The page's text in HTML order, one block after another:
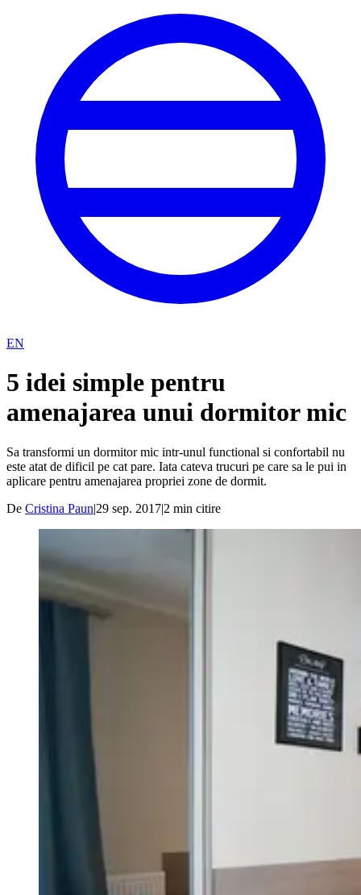
EN
5 idei simple pentru
amenajarea unui dormitor mic
Sa transformi un dormitor mic intr-unul functional si confortabil nu
este atat de dificil pe cat pare. Iata cateva trucuri pe care sa le pui in
aplicare pentru amenajarea propriei zone de dormit.
De Cristina Paun|29 sep. 2017|2 min citire